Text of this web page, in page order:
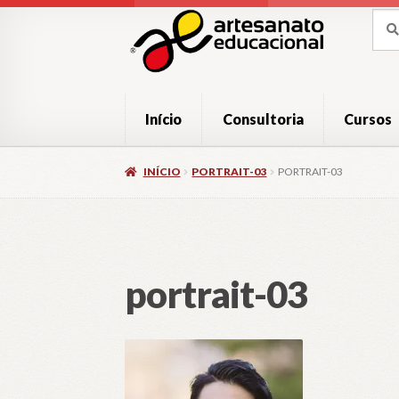
para
navegação
para
por:
Início Consultoria Cursos
INÍCIO PORTRAIT-03 PORTRAIT-03
portrait-03